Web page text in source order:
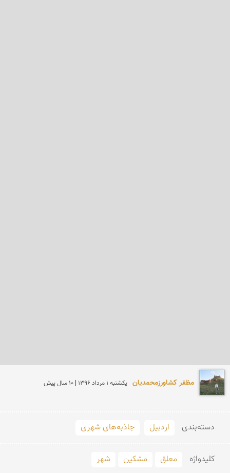
مظفر کشاورزمحمدیان يكشنبه 1 مرداد 1396 | 10 سال پیش
دسته‌بندی اردبیل جاذبه‌های شهری
کلید‌واژه معلق مشکین شهر